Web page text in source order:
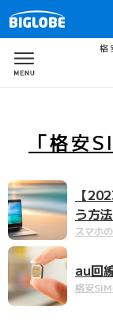
格
「格安
【
う方
スマホ
au回
格安